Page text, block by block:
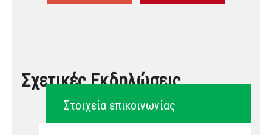
Σχετικές Εκδηλώσεις
Στοιχεία επικοινωνίας